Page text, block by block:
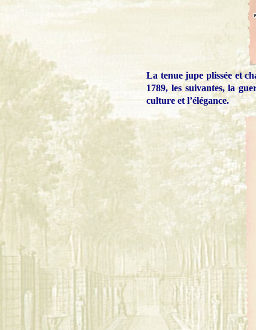
La tenue jupe plissée et
1789, les suivantes, la
culture et l’élégance.